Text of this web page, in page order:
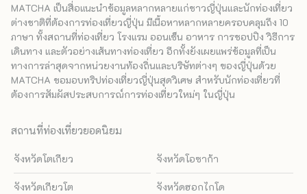
MATCHA เป็นสื่อแนะนำข้อมูลหลากหลายแก่ชาวญี่ปุ่นและนักท่องเที่ยว
ต่างชาติที่ต้องการท่องเที่ยวญี่ปุ่น มีเนื้อหาหลากหลายครอบคลุมถึง 10
ภาษา ทั้งสถานที่ท่องเที่ยว โรงแรม ออนเซ็น อาหาร การชอปปิง วิธีการ
เดินทาง และตัวอย่างเส้นทางท่องเที่ยว อีกทั้งยังเผยแพร่ข้อมูลที่เป็น
ทางการล่าสุดจากหน่วยงานท้องถิ่นและบริษัทต่างๆ ของญี่ปุ่นด้วย
MATCHA ขอมอบทริปท่องเที่ยวญี่ปุ่นสุดวิเศษ สำหรับนักท่องเที่ยวที่
ต้องการสัมผัสประสบการณ์การท่องเที่ยวใหม่ๆ ในญี่ปุ่น
สถานที่ท่องเที่ยวยอดนิยม
จังหวัดโตเกียว จังหวัดโอซาก้า
จังหวัดเกียวโต จังหวัดฮอกไกโด